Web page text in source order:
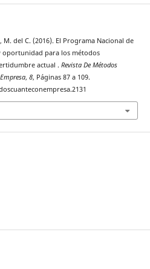
M. del C. (2016). El Programa Nacional de
oportunidad para los métodos
actual . Revista De Métodos
, 8, Páginas 87 a 109.